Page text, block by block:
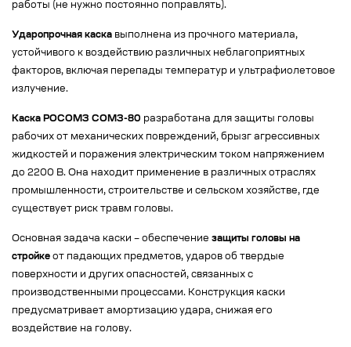
работы (не нужно постоянно поправлять).
Ударопрочная каска выполнена из прочного материала,
устойчивого к воздействию различных неблагоприятных
факторов, включая перепады температур и ультрафиолетовое
излучение.
Каска РОСОМЗ СОМЗ-80 разработана для защиты головы
рабочих от механических повреждений, брызг агрессивных
жидкостей и поражения электрическим током напряжением
до 2200 В. Она находит применение в различных отраслях
промышленности, строительстве и сельском хозяйстве, где
существует риск травм головы.
Основная задача каски – обеспечение защиты головы на
стройке от падающих предметов, ударов об твердые
поверхности и других опасностей, связанных с
производственными процессами. Конструкция каски
предусматривает амортизацию удара, снижая его
воздействие на голову.